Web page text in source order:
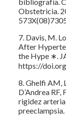
bibliografía.
Obstetricia.
7. Davis, M.
After
the Hype ∗.
https://
8. Ghelfi AM,
D’Andrea
rigidez